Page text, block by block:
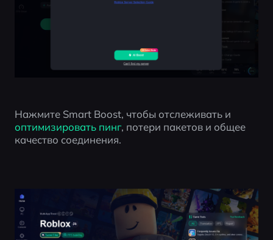
Нажмите Smart Boost, чтобы отслеживать и
оптимизировать пинг, потери пакетов и общее
качество соединения.